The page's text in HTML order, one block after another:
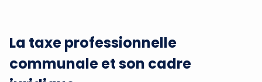
La taxe professionnelle
communale et son cadre